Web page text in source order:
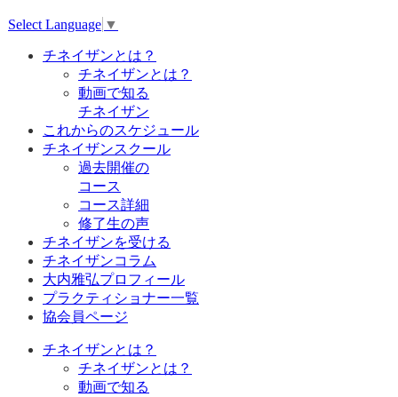
Select Language ▼
チネイザンとは？
チネイザンとは？
動画で知る
チネイザン
これからのスケジュール
チネイザンスクール
過去開催の
コース
コース詳細
修了生の声
チネイザンを受ける
チネイザンコラム
大内雅弘プロフィール
プラクティショナー一覧
協会員ページ
チネイザンとは？
チネイザンとは？
動画で知る